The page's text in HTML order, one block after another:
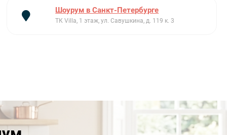
Шоурум в Санкт-Петербурге
ТК Villa, 1 этаж, ул. Савушкина, д. 119 к. 3